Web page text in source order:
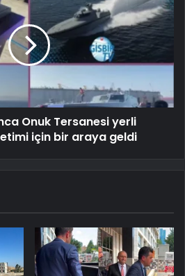
Onuk Tersanesi yerli
için bir araya geldi